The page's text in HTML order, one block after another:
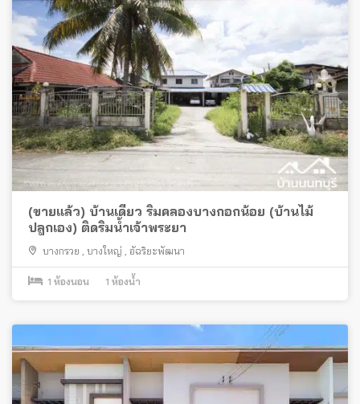
(ขายแล้ว) บ้านเดี่ยว ริมคลองบางกอกน้อย (บ้านไม้
ปลูกเอง) ติดริมน้ำเจ้าพระยา
บางกรวย บางใหญ่ อัฉริยะพัฒนา
1 ห้องนอน 1 ห้องน้ำ